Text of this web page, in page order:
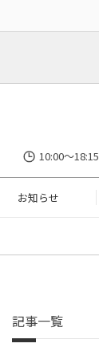
10:00～
お知らせ
記事一覧